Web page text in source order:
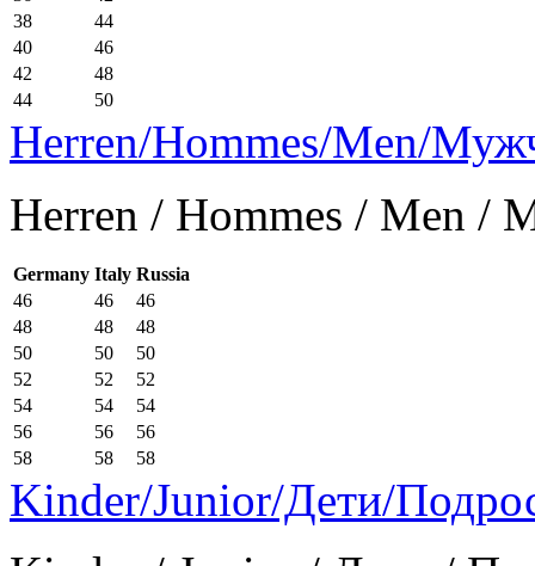
38
44
40
46
42
48
44
50
Herren/Hommes/Men/
Herren / Hommes / Men /
Germany Italy Russia
46
46
46
48
48
48
50
50
50
52
52
52
54
54
54
56
56
56
58
58 58
Kinder/Junior/Дети/